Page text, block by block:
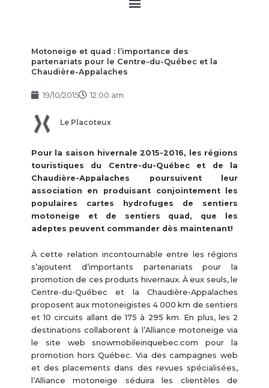
Motoneige et quad : l’importance des
partenariats pour le Centre-du-Québec et la
Chaudière-Appalaches
19/10/2015 12:00 am
Le Placoteux
Pour la saison hivernale 2015-2016, les régions
touristiques du Centre-du-Québec et de la
Chaudière-Appalaches poursuivent leur
association en produisant conjointement les
populaires cartes hydrofuges de sentiers
motoneige et de sentiers quad, que les
adeptes peuvent commander dès maintenant!
À cette relation incontournable entre les régions
s’ajoutent d’importants partenariats pour la
promotion de ces produits hivernaux. À eux seuls, le
Centre-du-Québec et la Chaudière-Appalaches
proposent aux motoneigistes 4 000 km de sentiers
et 10 circuits allant de 175 à 295 km. En plus, les 2
destinations collaborent à l’Alliance motoneige via
le site web snowmobileinquebec.com pour la
promotion hors Québec. Via des campagnes web
et des placements dans des revues spécialisées,
l’Alliance motoneige séduira les clientèles de